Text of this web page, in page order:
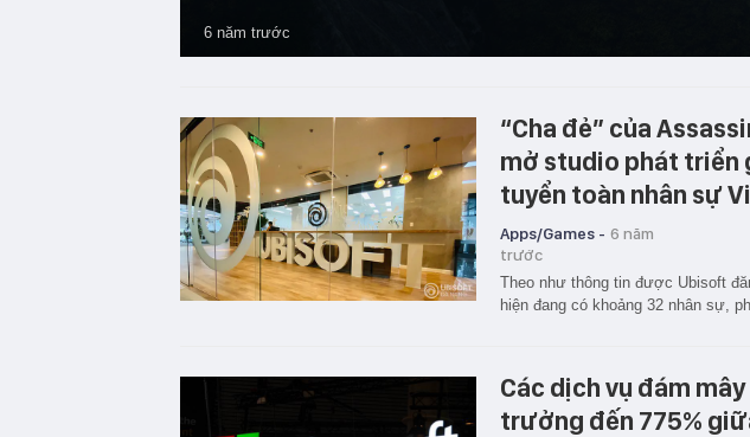
6 năm trước
“Cha đẻ” của
mở studio phát triển
tuyển toàn nhân sự
Apps/Games - 6 năm
trước
Theo như thông tin được Ubisoft
hiện đang có khoảng 32 nhân sự,
Các dịch vụ đám
trưởng đến 775%